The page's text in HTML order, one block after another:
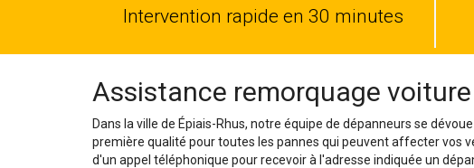
Intervention rapide en 30 minutes
Assistance remorquage
Dans la ville de Épiais-Rhus, notre équipe de dépanneurs se
première qualité pour toutes les pannes qui peuvent affecter vos
d'un appel téléphonique pour recevoir à l'adresse indiquée un